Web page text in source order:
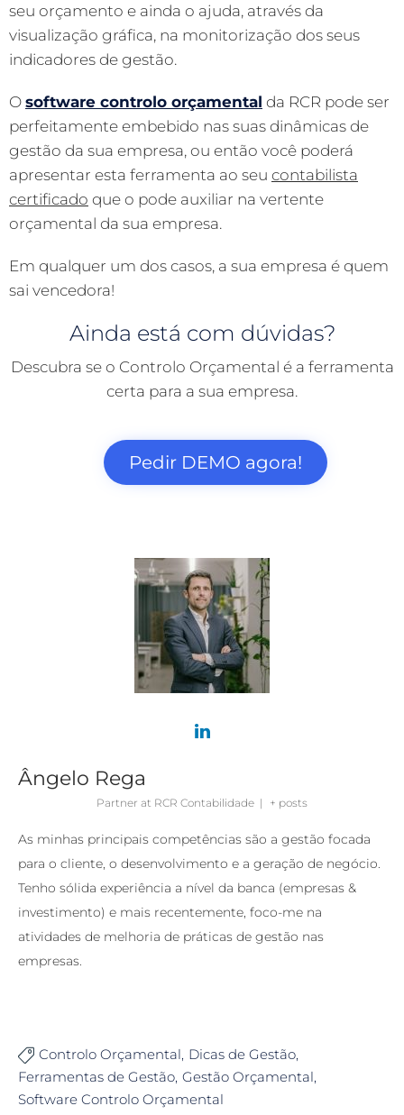
seu orçamento e ainda o ajuda, através da
visualização gráfica, na monitorização dos seus
indicadores de gestão.
O software controlo orçamental da RCR pode ser
perfeitamente embebido nas suas dinâmicas de
gestão da sua empresa, ou então você poderá
apresentar esta ferramenta ao seu contabilista
certificado que o pode auxiliar na vertente
orçamental da sua empresa.
Em qualquer um dos casos, a sua empresa é quem
sai vencedora!
Ainda está com dúvidas?
Descubra se o Controlo Orçamental é a ferramenta
certa para a sua empresa.
Pedir DEMO agora!
Ângelo Rega
Partner at RCR Contabilidade | + posts
As minhas principais competências são a gestão focada
para o cliente, o desenvolvimento e a geração de negócio.
Tenho sólida experiência a nível da banca (empresas &
investimento) e mais recentemente, foco-me na
atividades de melhoria de práticas de gestão nas
empresas.
 Controlo Orçamental Dicas de Gestão
Ferramentas de Gestão Gestão Orçamental
Software Controlo Orçamental